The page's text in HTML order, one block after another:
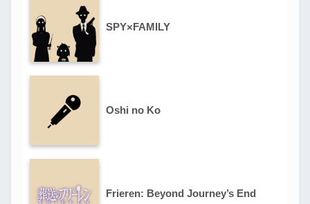
SPY×FAMILY
Oshi no Ko
Frieren: Beyond Journey’s End